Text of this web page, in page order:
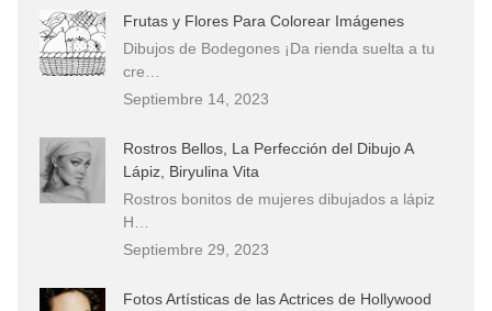
Frutas y Flores Para Colorear Imágenes
Dibujos de Bodegones ¡Da rienda suelta a tu
cre…
Septiembre 14, 2023
Rostros Bellos, La Perfección del Dibujo A
Lápiz, Biryulina Vita
Rostros bonitos de mujeres dibujados a lápiz
H…
Septiembre 29, 2023
Fotos Artísticas de las Actrices de Hollywood